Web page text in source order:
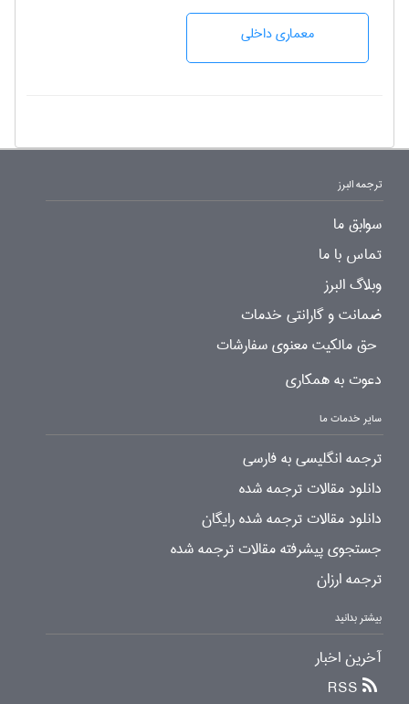
معماری داخلی
ترجمه البرز
سوابق ما
تماس با ما
وبلاگ البرز
ضمانت و گارانتی خدمات
حق مالکیت معنوی سفارشات
دعوت به همکاری
سایر خدمات ما
ترجمه انگلیسی به فارسی
دانلود مقالات ترجمه شده
دانلود مقالات ترجمه شده رایگان
جستجوی پیشرفته مقالات ترجمه شده
ترجمه ارزان
بیشتر بدانید
آخرین اخبار
RSS